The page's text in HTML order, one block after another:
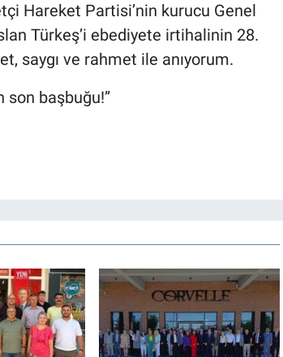
Hareket Partisi’nin kurucu Genel
Türkeş’i ebediyete irtihalinin 28.
saygı ve rahmet ile anıyorum.
son başbuğu!”